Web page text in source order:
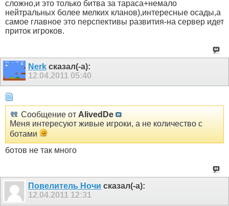
сложно,и это только битва за тараса+немало
нейтральных более мелких кланов),интересные осады,а
самое главное это перспективы развития-на сервер идет
приток игроков.
Nerk сказал(-а):
12.04.2011 05:40
Сообщение от AlivedDe
Меня интересуют живые игроки, а не количество с
ботами
ботов не так много
Пoвелитель Ночи сказал(-а):
12.04.2011 12:31